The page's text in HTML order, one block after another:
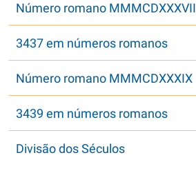
Número romano MMMCDXXXVII
3437 em números romanos
Número romano MMMCDXXXIX
3439 em números romanos
Divisão dos Séculos